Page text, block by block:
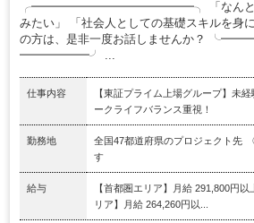
╭━━━━━━━━━━━━━━╮ 「なんとな
みたい」 「社会人としての基礎スキルを身
の方は、是非一度お話しませんか？
━━━━━━╯ ...
仕事内容
【東証プライム上場グループ】未
ークライフバランス重視！
勤務地
全国47都道府県のプロジェクト先
す
給与
【首都圏エリア】月給 291,800円
リア】月給 264,260円以...